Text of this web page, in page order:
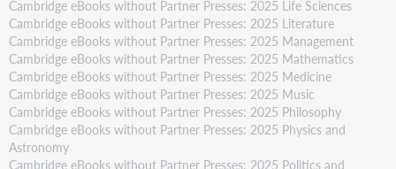
Cambridge eBooks without Partner Presses: 2025 Life Sciences
Cambridge eBooks without Partner Presses: 2025 Literature
Cambridge eBooks without Partner Presses: 2025 Management
Cambridge eBooks without Partner Presses: 2025 Mathematics
Cambridge eBooks without Partner Presses: 2025 Medicine
Cambridge eBooks without Partner Presses: 2025 Music
Cambridge eBooks without Partner Presses: 2025 Philosophy
Cambridge eBooks without Partner Presses: 2025 Physics and
Astronomy
Cambridge eBooks without Partner Presses: 2025 Politics and